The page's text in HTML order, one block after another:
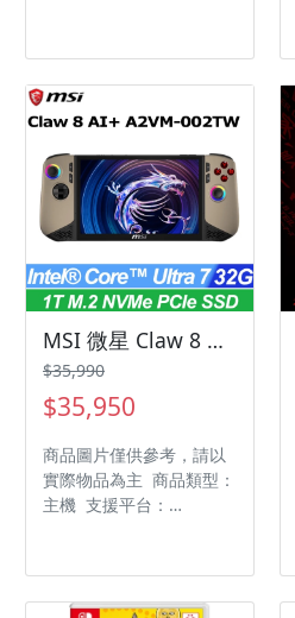
架 一支 無線控制器矽膠保
護套 一個 無線控制器類比
搖桿保護套 一組
MSI 微星 Claw 8 AI+ A2VM-002TW U7 32G 1TB 電競掌機
$35,990
$35,950
商品圖片僅供參考，請以
實際物品為主 商品類型：
主機 支援平台：
商：微星MSI